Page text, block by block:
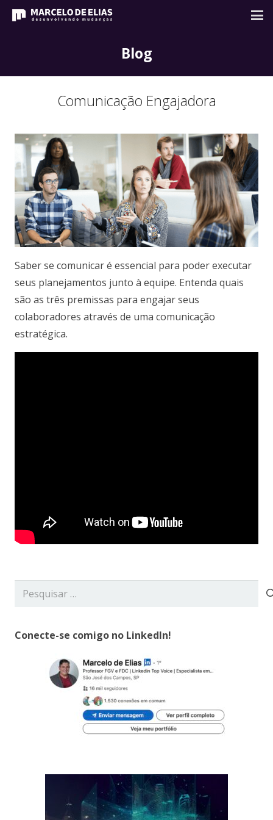
Blog
Comunicação Engajadora
Saber se comunicar é essencial para poder executar
seus planejamentos junto à equipe. Entenda quais
são as três premissas para engajar seus
colaboradores através de uma comunicação
estratégica.
Pesquisar
Conecte-se comigo no LinkedIn!